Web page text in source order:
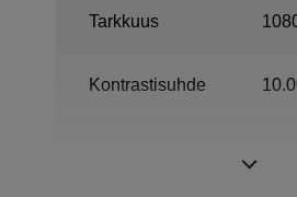
Tarkkuus
Kontrastisuhde